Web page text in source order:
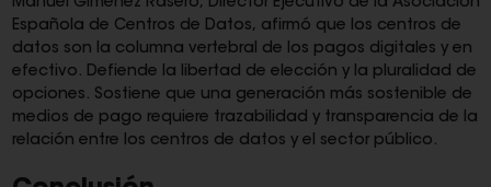
Manuel Giménez Rasero, Director Ejecutivo de la Asociación
Española de Centros de Datos, afirmó que los centros de
datos son la columna vertebral de los pagos digitales y en
efectivo. Defiende la libertad de elección y la pluralidad de
opciones. Sostiene que una generación más sostenible de
medios de pago requiere trazabilidad y transparencia de la
relación entre los centros de datos y el sector público.